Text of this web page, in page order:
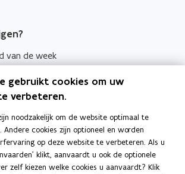
van de week
gebruikt cookies om uw
verbeteren.
noodzakelijk om de website optimaal te
cookies zijn optioneel en worden
op deze website te verbeteren. Als u
klikt, aanvaardt u ook de optionele
zelf kiezen welke cookies u aanvaardt? Klik